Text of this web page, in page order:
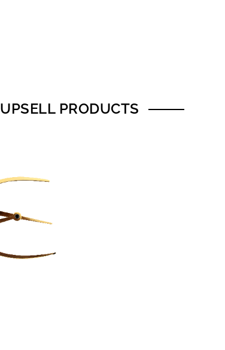
UPSELL PRODUCTS